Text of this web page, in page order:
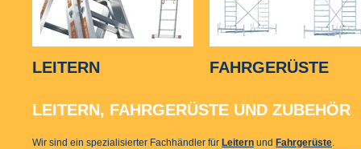
LEITERN FAHRGERÜSTE
LEITERN, FAHRGERÜSTE UND ZUBEHÖR
Wir sind ein spezialisierter Fachhändler für Leitern und Fahrgerüste.